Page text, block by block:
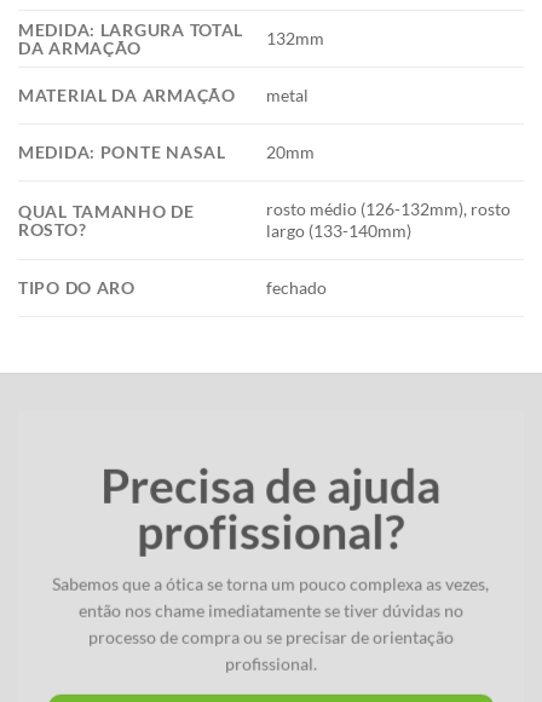
MEDIDA: LARGURA TOTAL
DA ARMAÇÃO
132mm
MATERIAL DA ARMAÇÃO metal
MEDIDA: PONTE NASAL 20mm
QUAL TAMANHO DE
ROSTO?
rosto médio (126-132mm), rosto
largo (133-140mm)
TIPO DO ARO fechado
Precisa de ajuda
profissional?
Sabemos que a ótica se torna um pouco complexa as vezes,
então nos chame imediatamente se tiver dúvidas no
processo de compra ou se precisar de orientação
profissional.